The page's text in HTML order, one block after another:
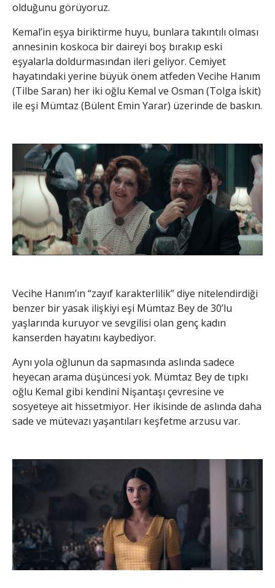
olduğunu görüyoruz.
Kemal’in eşya biriktirme huyu, bunlara takıntılı olması
annesinin koskoca bir daireyi boş bırakıp eski
eşyalarla doldurmasından ileri geliyor. Cemiyet
hayatındaki yerine büyük önem atfeden Vecihe Hanım
(Tilbe Saran) her iki oğlu Kemal ve Osman (Tolga İskit)
ile eşi Mümtaz (Bülent Emin Yarar) üzerinde de baskın.
Vecihe Hanım’ın “zayıf karakterlilik” diye nitelendirdiği
benzer bir yasak ilişkiyi eşi Mümtaz Bey de 30’lu
yaşlarında kuruyor ve sevgilisi olan genç kadın
kanserden hayatını kaybediyor.
Aynı yola oğlunun da sapmasında aslında sadece
heyecan arama düşüncesi yok. Mümtaz Bey de tıpkı
oğlu Kemal gibi kendini Nişantaşı çevresine ve
sosyeteye ait hissetmiyor. Her ikisinde de aslında daha
sade ve mütevazı yaşantıları keşfetme arzusu var.